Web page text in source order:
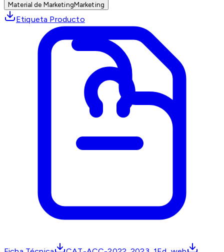
Material de MarketingMarketing
Etiqueta Producto